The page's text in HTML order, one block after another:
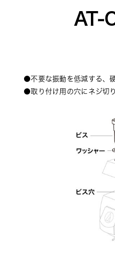
AT-
●不要な振動を低減する、
●取り付け用の穴にネジ切